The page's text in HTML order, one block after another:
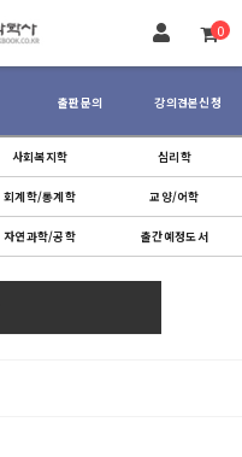
0
출판문의 강의견본신청
사회복지학 심리학
회계학/통계학 교양/어학
자연과학/공학 출간예정도서